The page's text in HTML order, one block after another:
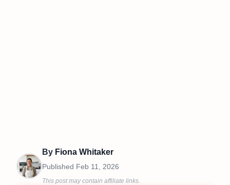
By Fiona Whitaker
Published Feb 11, 2026
This post may contain affiliate links.